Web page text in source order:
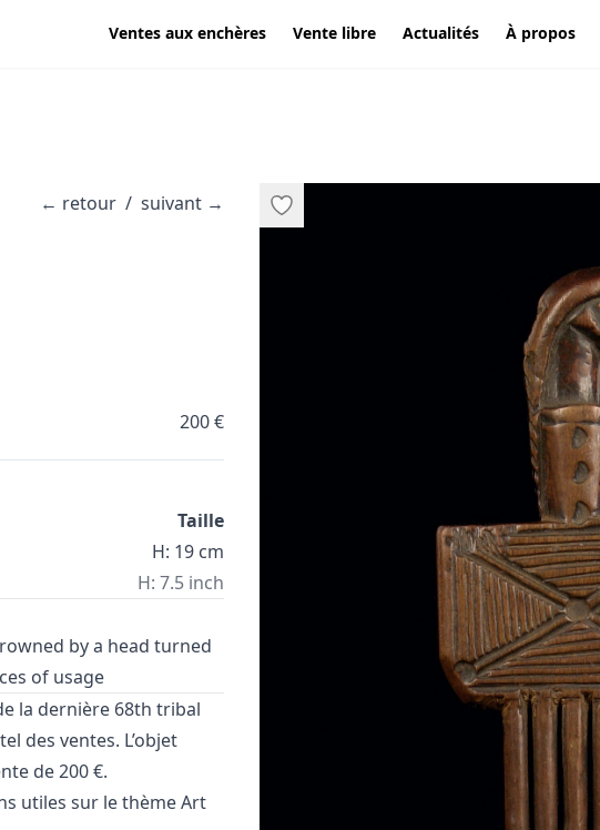
Ventes aux enchères Vente libre Actualités À propos
← retour / suivant →
200 €
Taille
H: 19 cm
H: 7.5 inch
by a head turned
of usage
la dernière 68th tribal
des ventes. L’objet
de 200 €.
utiles sur le thèmeArt